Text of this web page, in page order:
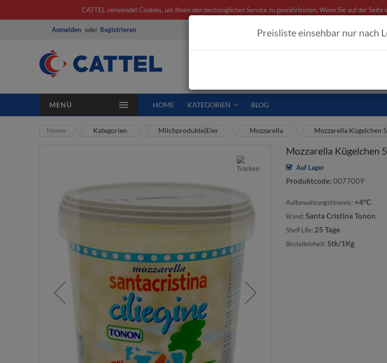
CATTEL verwendet Cookies, um Ihnen den bestmöglichen Service zu gewährleisten. Wenn Sie auf der
Anmelden Registrieren
MENÜ HOME KATEGORIEN BLOG
Home Kategorien Milchprodukte|Eier Mozzarella Mozzarella Kügelchen
Mozzarella Kügelchen
Auf Lager
Produktcode 0077009
Aufbewahrungshinweis: +4°C
Brand: Santa Cristina Tonon
Shelf Life: 25 Tage
Bestelleinheit: Stk/1Kg
Preisliste einsehbar nur nach